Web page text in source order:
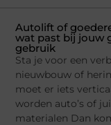
Autolift of
wat past bij jouw
gebruik
Sta je voor een
nieuwbouw of
moet er iets
worden auto’s of
materialen Dan